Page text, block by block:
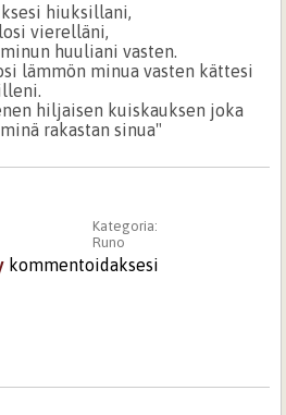
hiuksillani,
vierelläni,
huuliani vasten.
lämmön minua vasten kättesi
hiljaisen kuiskauksen joka
rakastan sinua"
Kategoria:
Runo
kommentoidaksesi